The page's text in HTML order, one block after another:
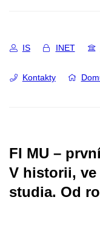
IS INET
Kontakty
FI MU –
V historii, ve
studia. Od